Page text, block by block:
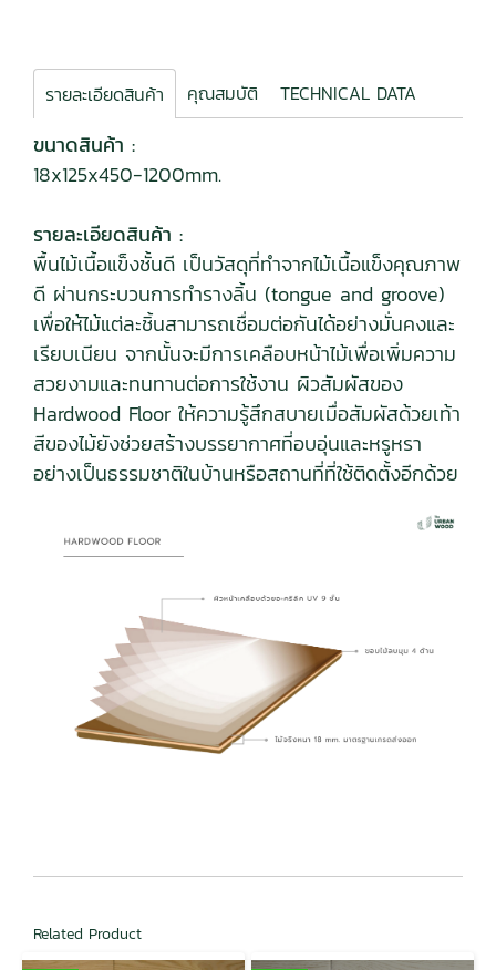
รายละเอียดสินค้า คุณสมบัติ TECHNICAL DATA
ขนาดสินค้า :
18x125x450-1200mm.
รายละเอียดสินค้า :
พื้นไม้เนื้อแข็งชั้นดี เป็นวัสดุที่ทำจากไม้เนื้อแข็งคุณภาพ
ดี ผ่านกระบวนการทำรางลิ้น (tongue and groove)
เพื่อให้ไม้แต่ละชิ้นสามารถเชื่อมต่อกันได้อย่างมั่นคงและ
เรียบเนียน จากนั้นจะมีการเคลือบหน้าไม้เพื่อเพิ่มความ
สวยงามและทนทานต่อการใช้งาน ผิวสัมผัสของ
Hardwood Floor ให้ความรู้สึกสบายเมื่อสัมผัสด้วยเท้า
สีของไม้ยังช่วยสร้างบรรยากาศที่อบอุ่นและหรูหรา
อย่างเป็นธรรมชาติในบ้านหรือสถานที่ที่ใช้ติดตั้งอีกด้วย
Related Product